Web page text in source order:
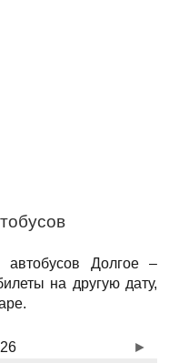
автобусов Долгое –
на другую дату,
►